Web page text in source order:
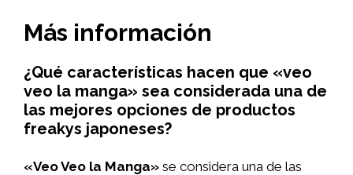
Más información
¿Qué características hacen que «veo
veo la manga» sea considerada una de
las mejores opciones de productos
freakys japoneses?
«Veo Veo la Manga» se considera una de las